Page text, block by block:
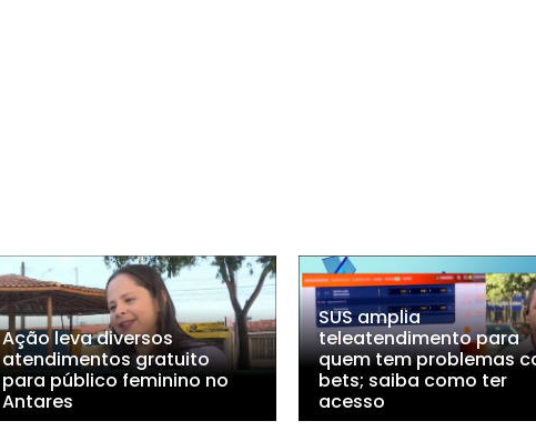
Ação leva diversos
atendimentos gratuito
para público feminino no
Antares
SUS amplia
teleatendimento para
quem tem problemas
bets; saiba como ter
acesso